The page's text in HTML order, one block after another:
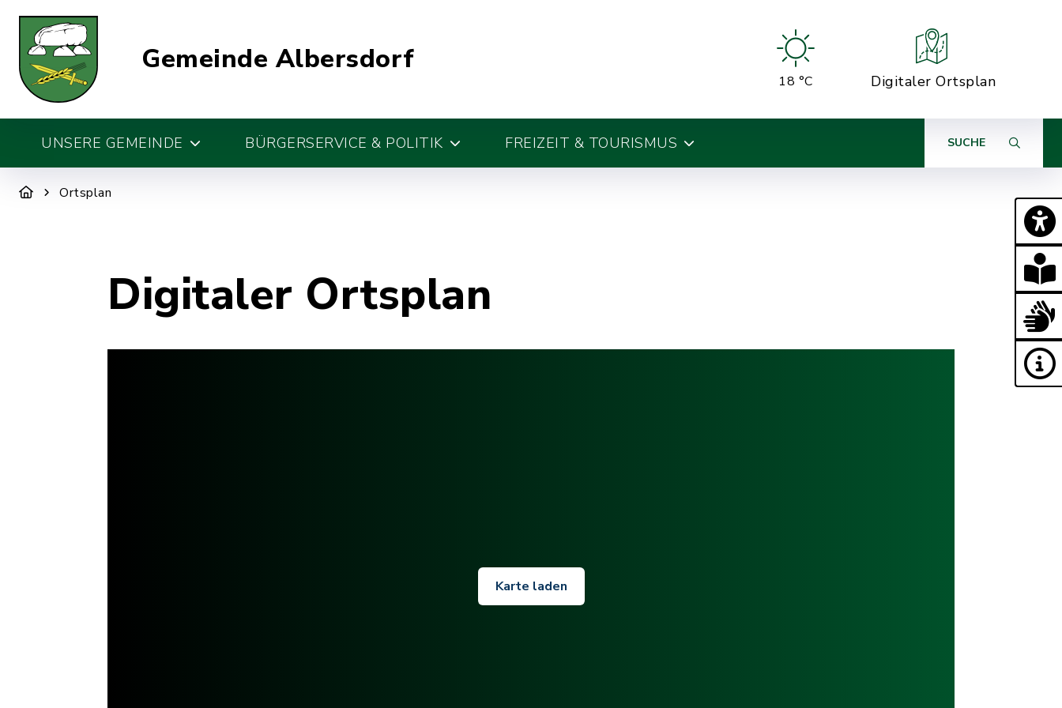
Gemeinde Albersdorf
18 °C Digitaler Ortsplan
UNSERE GEMEINDE BÜRGERSERVICE & POLITIK FREIZEIT & TOURISMUS SUCHE
Ortsplan
Digitaler Ortsplan
Karte laden